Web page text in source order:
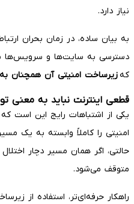
نیاز دارد.
به بیان ساده، در زمان بحران
دسترسی به سایت‌ها و سرویس‌ها
کهزیرساخت امنیتی آن همچنان
قطعی اینترنت نباید به معنی
یکی از اشتباهات رایج این است
امنیتی را کاملاً وابسته به یک
حالتی، اگر همان مسیر دچار
متوقف می‌شود.
راهکار حرفه‌ای‌تر، استفاده از